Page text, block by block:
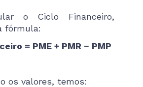
o Ciclo Financeiro,
fórmula:
= PME + PMR − PMP
os valores, temos: